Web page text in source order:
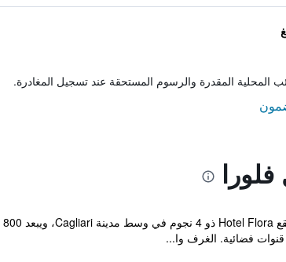
المحلية المقدرة والرسوم المستحقة عند تسجيل المغادرة.
فضائية. الغرف وا...